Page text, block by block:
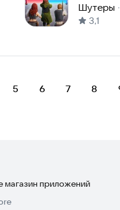
Шутеры ·
3,1
5 6 7 8
магазин приложений